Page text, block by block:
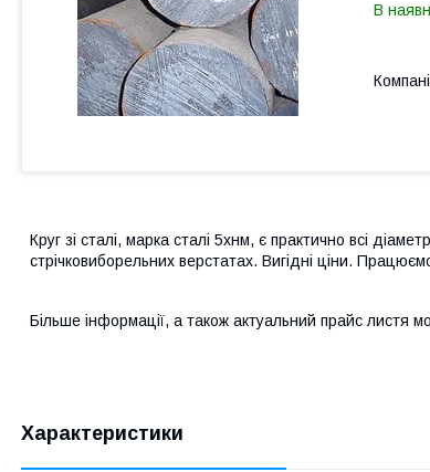
В
Круг зі сталі, марка сталі 5хнм, є практично всі
стрічковиборельних верстатах. Вигідні ціни.
Більше інформації, а також актуальний прайс листя
Характеристики